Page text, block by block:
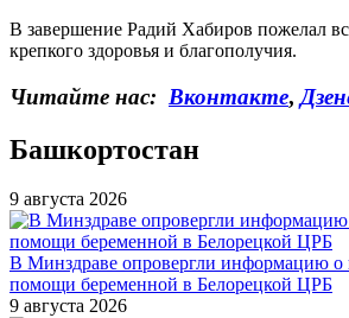
В завершение Радий Хабиров пожелал
крепкого здоровья и благополучия.
Читайте нас: Вконтакте,
Башкортостан
9 августа 2026
В Минздраве опровергли информацию о
помощи беременной в Белорецкой ЦРБ
9 августа 2026